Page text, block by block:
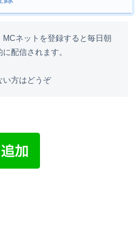
MCネットを登録すると毎日朝
配信されます。
い方はどうぞ